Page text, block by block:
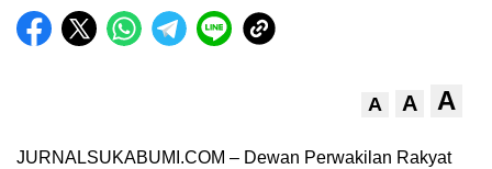
A A A
JURNALSUKABUMI.COM – Dewan Perwakilan Rakyat